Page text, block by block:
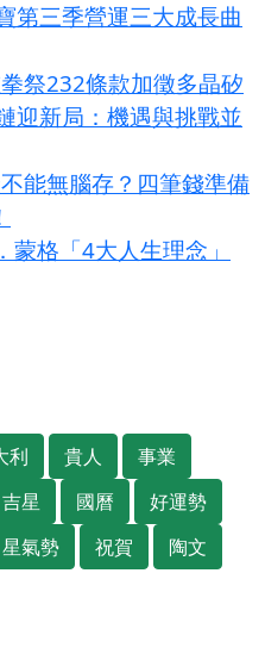
第三季營運三大成長曲
祭232條款加徵多晶矽
迎新局：機遇與挑戰並
能無腦存？四筆錢準備
蒙格「4大人生理念」
利 貴人
事業
吉星 國曆
好運勢
星氣勢 祝賀
陶文